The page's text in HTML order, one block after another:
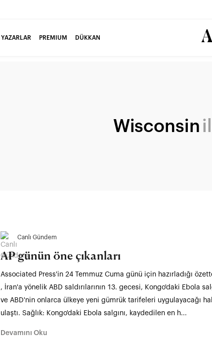
YAZARLAR PREMIUM DÜKKAN
Wisconsin
Canlı Gündem
AP günün öne çıkanları
Associated Press'in 24 Temmuz Cuma günü için hazırladığı
, İran'a yönelik ABD saldırılarının 13. gecesi, Kongo'daki Ebola
ve ABD'nin onlarca ülkeye yeni gümrük tarifeleri uygulayacağı
ulaştı. Sağlık: Kongo'daki Ebola salgını, kaydedilen en h...
Devamını Oku